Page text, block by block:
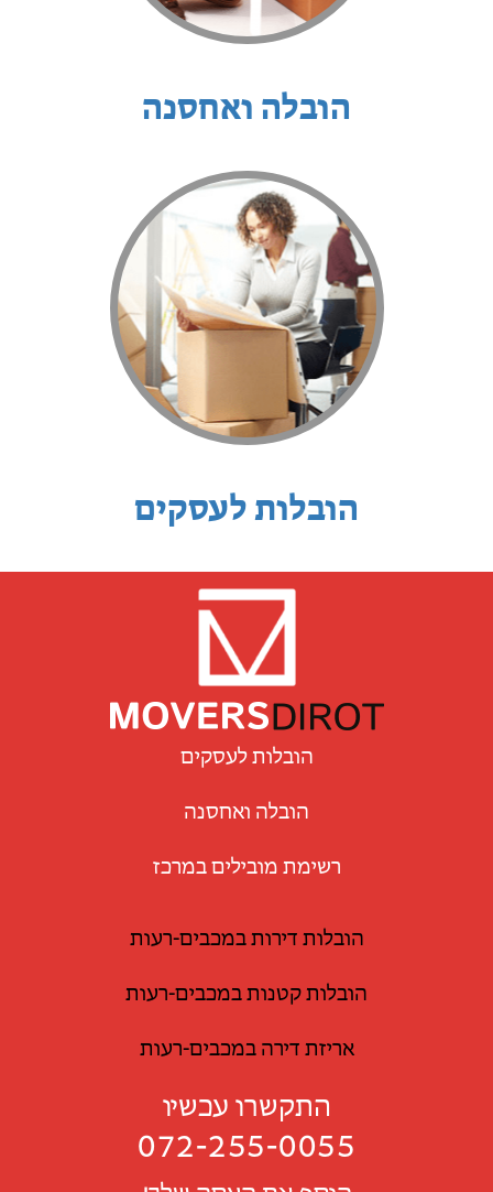
הובלה ואחסנה
הובלות לעסקים
הובלות לעסקים
הובלה ואחסנה
רשימת מובילים במרכז
הובלות דירות במכבים-רעות
הובלות קטנות במכבים-רעות
אריזת דירה במכבים-רעות
התקשרו עכשיו
072-255-0055